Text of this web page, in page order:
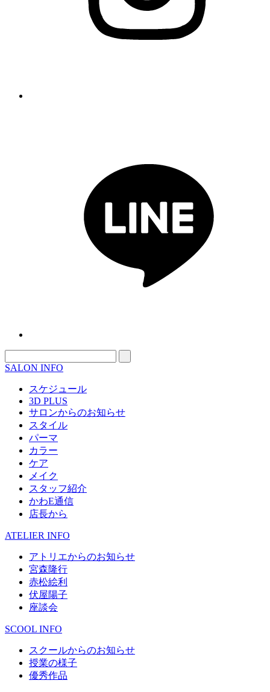
SALON INFO
スケジュール
3D PLUS
サロンからのお知らせ
スタイル
パーマ
カラー
ケア
メイク
スタッフ紹介
かわE通信
店長から
ATELIER INFO
アトリエからのお知らせ
宮森隆行
赤松絵利
伏屋陽子
座談会
SCOOL INFO
スクールからのお知らせ
授業の様子
優秀作品